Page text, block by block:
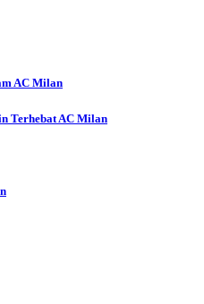
AC Milan
Terhebat AC Milan